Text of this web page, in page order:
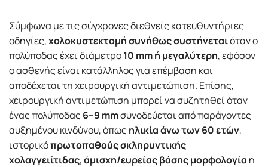
Σύμφωνα με τις σύγχρονες διεθνείς κατευθυντήριες
οδηγίες,χολοκυστεκτομή συνήθως συστήνεταιόταν ο
πολύποδας έχει διάμετρο10 mm ή μεγαλύτερη, εφόσον
ο ασθενής είναι κατάλληλος για επέμβαση και
αποδέχεται τη χειρουργική αντιμετώπιση. Επίσης,
χειρουργική αντιμετώπιση μπορεί να συζητηθεί όταν
ένας πολύποδας6–9 mmσυνοδεύεται από παράγοντες
αυξημένου κινδύνου, όπωςηλικία άνω των 60 ετών,
ιστορικόπρωτοπαθούς σκληρυντικής
χολαγγειίτιδας,άμισχη/ευρείας βάσης μορφολογία ή